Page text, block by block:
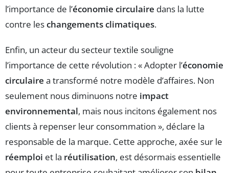
l’importance de l’économie circulaire dans la lutte
contre leschangements climatiques.
Enfin, un acteur du secteur textile souligne
l’importance de cette révolution : « Adopter l’économie
circulaire a transformé notre modèle d’affaires. Non
seulement nous diminuons notre impact
environnemental, mais nous incitons également nos
clients à repenser leur consommation », déclare la
responsable de la marque. Cette approche, axée sur le
réemploi et la réutilisation, est désormais essentielle